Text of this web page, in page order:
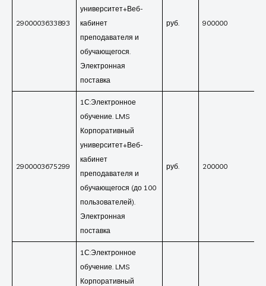
2900003633893
университет+Веб-
кабинет
преподавателя и
обучающегося.
Электронная
поставка
руб. 900000
2900003675299
1С:Электронное
обучение. LMS
Корпоративный
университет+Веб-
кабинет
преподавателя и
обучающегося (до 100
пользователей).
Электронная
поставка
руб. 200000
1С:Электронное
обучение. LMS
Корпоративный